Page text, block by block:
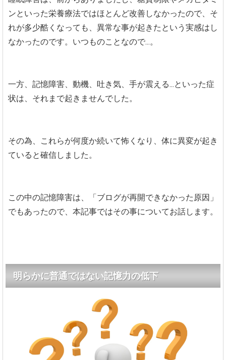
ンといった栄養療法ではほとんど改善しなかったので、そ
れが多少酷くなっても、異常な事が起きたという実感はし
なかったのです。いつものことなので...。
一方、記憶障害、動機、吐き気、手が震える...といった症
状は、それまで起きませんでした。
その為、これらが何度か続いて怖くなり、体に異変が起き
ていると確信しました。
この中の記憶障害は、「ブログが再開できなかった原因」
でもあったので、本記事ではその事についてお話します。
明らかに普通ではない記憶力の低下